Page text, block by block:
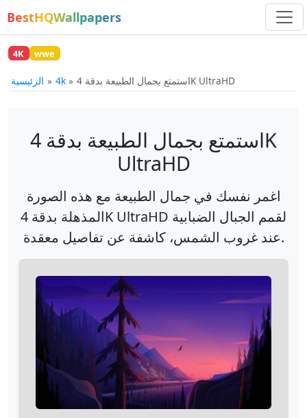
BestHQWallpapers
4K wwe
الرئيسية 4k استمتع بجمال الطبيعة بدقة 4K UltraHD
استمتع بجمال الطبيعة بدقة 4K
UltraHD
اغمر نفسك في جمال الطبيعة مع هذه الصورة
المذهلة بدقة 4K UltraHD لقمم الجبال الضبابية
عند غروب الشمس، كاشفة عن تفاصيل معقدة.